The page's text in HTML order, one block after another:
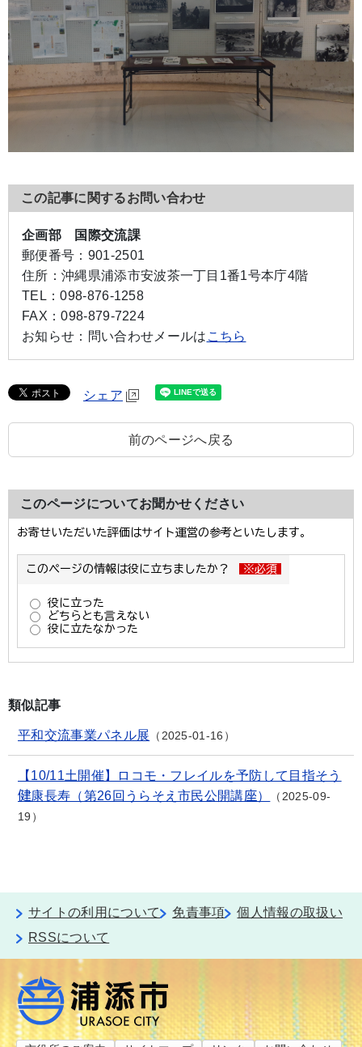
この記事に関するお問い合わせ
企画部 国際交流課
郵便番号： 901-2501
住所： 沖縄県浦添市安波茶一丁目1番1号本庁4階
TEL：098-876-1258
FAX：098-879-7224
お知らせ： 問い合わせメールは こちら
シェア
前のページへ戻る
このページについてお聞かせください
類似記事
平和交流事業パネル展 2025-01-16
【10/11土開催】ロコモ・フレイルを予防して目指そう
健康長寿（第26回うらそえ市民公開講座）
2025-09-
19
サイトの利用について 免責事項
個人情報の取扱い
RSSについて